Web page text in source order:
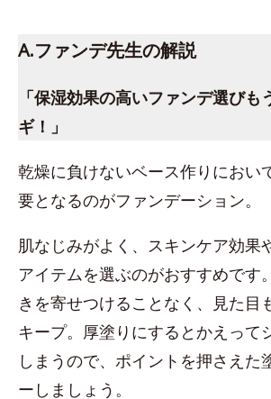
A.ファンデ先生の解説
「保湿効果の高いファンデ選びも
ギ！」
乾燥に負けないベース作りにおい
要となるのがファンデーション。
肌なじみがよく、スキンケア効果
アイテムを選ぶのがおすすめです
きを寄せつけることなく、見た目
キープ。厚塗りにするとかえって
しまうので、ポイントを押さえた
ーしましょう。